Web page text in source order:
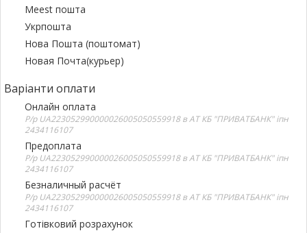
Meest пошта
Укрпошта
Нова Пошта (поштомат)
Новая Почта(курьер)
Варіанти оплати
Онлайн оплата
Р/р UA223052990000026005050559918 в АТ КБ "ПРИВАТБАНК" іпн
2434116107
Предоплата
Р/р UA223052990000026005050559918 в АТ КБ "ПРИВАТБАНК" іпн
2434116107
Безналичный расчёт
Р/р UA223052990000026005050559918 в АТ КБ "ПРИВАТБАНК" іпн
2434116107
Готівковий розрахунок